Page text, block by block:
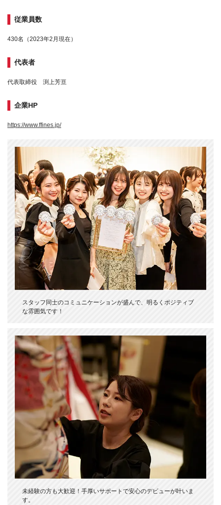
従業員数
430名（2023年2月現在）
代表者
代表取締役 渕上芳亘
企業HP
https://www.ffines.jp/
スタッフ同士のコミュニケーションが盛んで、明るくポジティブ
な雰囲気です！
未経験の方も大歓迎！手厚いサポートで安心のデビューが叶いま
す。